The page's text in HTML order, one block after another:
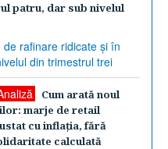
patru, dar sub nivelul
Cum arată noul
marje de retail
cu inflaţia, fără
calculată